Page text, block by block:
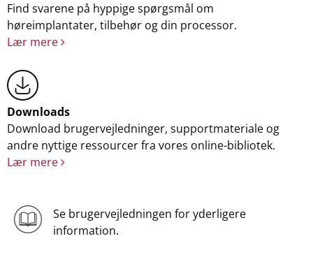
Find svarene på hyppige spørgsmål om
høreimplantater, tilbehør og din processor.
Lær mere
Downloads
Download brugervejledninger, supportmateriale og
andre nyttige ressourcer fra vores online-bibliotek.
Lær mere
Se brugervejledningen for yderligere
information.